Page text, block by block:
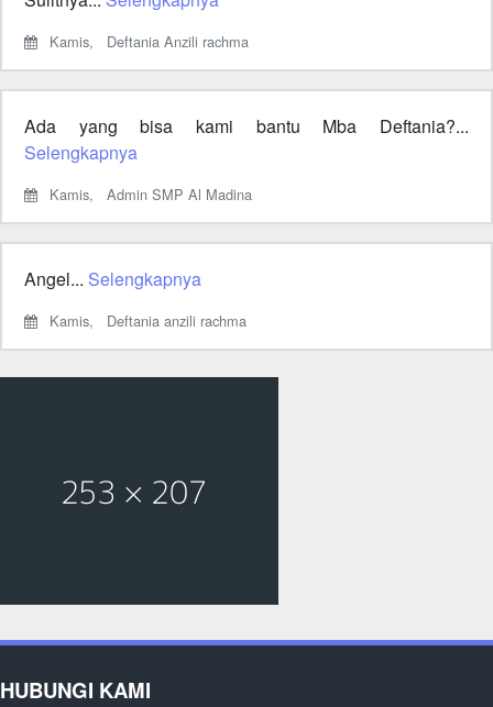
Kamis, Deftania Anzili rachma
Ada yang bisa kami bantu Mba Deftania?...
Selengkapnya
Kamis, Admin SMP Al Madina
Angel... Selengkapnya
Kamis, Deftania anzili rachma
HUBUNGI KAMI